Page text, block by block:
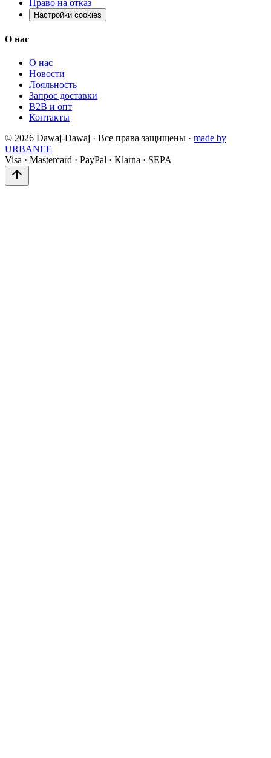
Право на отказ
Настройки cookies
О нас
О нас
Новости
Лояльность
Запрос доставки
B2B и опт
Контакты
© 2026 Dawaj-Dawaj · Все права защищены · made by
URBANEE
Visa · Mastercard · PayPal · Klarna · SEPA